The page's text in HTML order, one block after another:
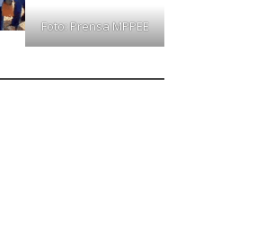
Foto: Prensa MPPEE